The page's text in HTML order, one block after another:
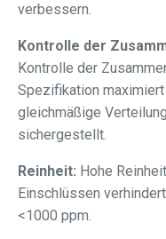
verbessern.
Kontrolle der
Kontrolle der
Spezifikation
gleichmäßige
sichergestellt.
Reinheit: Hohe
Einschlüssen
<1000 ppm.